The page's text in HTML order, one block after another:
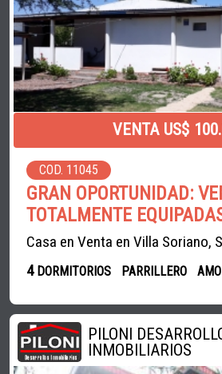
VENTA US$
COD. 11045
GRAN OPORTUNIDAD:
TOTALMENTE
Casa en Venta en Villa Soriano,
4DORMITORIOS PARRILLERO
PILONI
INMOBILIARIOS